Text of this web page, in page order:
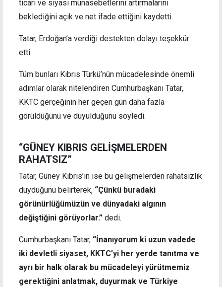
ticari ve siyasi münasebetlerini artırmalarını
beklediğini açık ve net ifade ettiğini kaydetti.
Tatar, Erdoğan’a verdiği destekten dolayı teşekkür
etti.
Tüm bunları Kıbrıs Türkü’nün mücadelesinde önemli
adımlar olarak nitelendiren Cumhurbaşkanı Tatar,
KKTC gerçeğinin her geçen gün daha fazla
görüldüğünü ve duyulduğunu söyledi.
“GÜNEY KIBRIS GELİŞMELERDEN
RAHATSIZ”
Tatar, Güney Kıbrıs’ın ise bu gelişmelerden rahatsızlık
duyduğunu belirterek, “Çünkü buradaki
görünürlüğümüzün ve dünyadaki algının
değiştiğini görüyorlar.” dedi.
Cumhurbaşkanı Tatar, “İnanıyorum ki uzun vadede
iki devletli siyaset, KKTC’yi her yerde tanıtma ve
ayrı bir halk olarak bu mücadeleyi yürütmemiz
gerektiğini anlatmak, duyurmak ve Türkiye